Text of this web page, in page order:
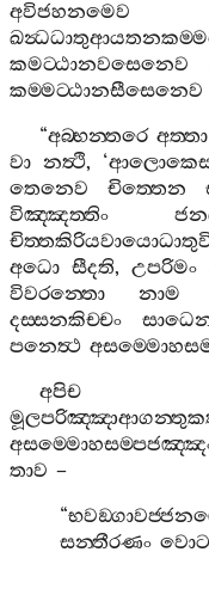
අවිජහනමෙව
කමට‍්ඨානවසෙනෙව
කම‍්මට‍්ඨානසීසෙනෙව
“අබ‍්භන‍්තරෙ අත‍්තා
වා නත්‍ථි, ‘
තෙනෙව
චිත‍්තෙන
විඤ‍්ඤත‍්තිං
අධො සීදති, උපරිමං
විවරන‍්තො
නාම
දස‍්සනකිච‍්චං
පනෙත්‍ථ
අපිච
තාව –
“
සන‍්තීරණං